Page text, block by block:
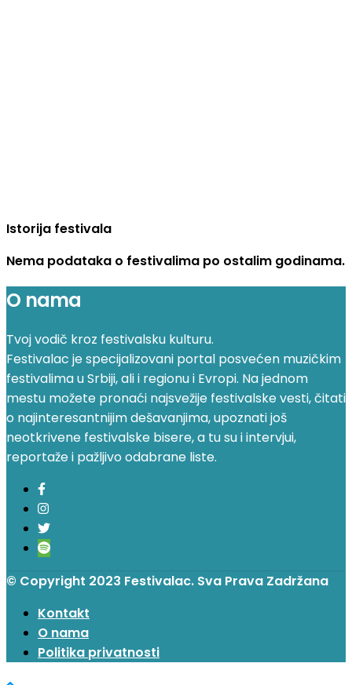
Istorija festivala
Nema podataka o festivalima po ostalim godinama.
O nama
Tvoj vodič kroz festivalsku kulturu.
Festivalac je specijalizovani portal posvećen muzičkim
festivalima u Srbiji, ali i regionu i Evropi. Na jednom
mestu možete pronaći najsvežije festivalske vesti, čitati
o najinteresantnijim dešavanjima, upoznati još
neotkrivene festivalske bisere, a tu su i intervjui,
reportaže i pažljivo odabrane liste.
© Copyright 2023 Festivalac. Sva Prava Zadržana
Kontakt
O nama
Politika privatnosti